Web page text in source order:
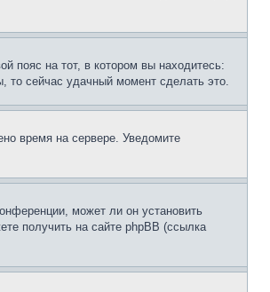
пояс на тот, в котором вы находитесь:
то сейчас удачный момент сделать это.
время на сервере. Уведомите
может ли он установить
получить на сайте phpBB (ссылка